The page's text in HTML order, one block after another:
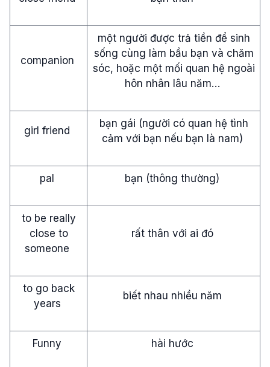
companion
một người được trả tiền để sinh
sống cùng làm bầu bạn và chăm
sóc, hoặc một mối quan hệ ngoài
hôn nhân lâu năm…
girl friend
bạn gái (người có quan hệ tình
cảm với bạn nếu bạn là nam)
pal bạn (thông thường)
to be really
close to
someone
rất thân với ai đó
to go back
years
biết nhau nhiều năm
Funny hài hước